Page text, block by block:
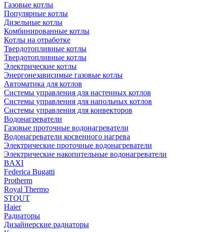
Газовые котлы
Популярные котлы
Дизельные котлы
Комбинированные котлы
Котлы на отработке
Твердотопливные котлы
Твердотопливные котлы
Электрические котлы
Энергонезависимые газовые котлы
Автоматика для котлов
Системы управления для настенных котлов
Системы управления для напольных котлов
Системы управления для конвекторов
Водонагреватели
Газовые проточные водонагреватели
Водонагреватели косвенного нагрева
Электрические проточные водонагреватели
Электрические накопительные водонагреватели
BAXI
Federica Bugatti
Protherm
Royal Thermo
STOUT
Haier
Радиаторы
Дизайнерские радиаторы